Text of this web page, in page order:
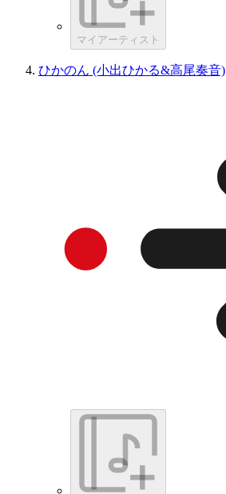
マイアーティスト
ひかのん (小出ひかる&高尾奏音)